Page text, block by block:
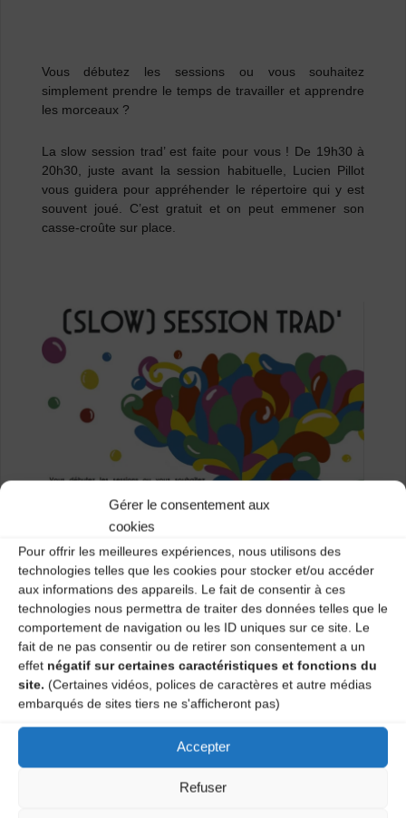
Gérer le consentement aux
cookies
Pour offrir les meilleures expériences, nous utilisons des
technologies telles que les cookies pour stocker et/ou accéder
aux informations des appareils. Le fait de consentir à ces
technologies nous permettra de traiter des données telles que le
comportement de navigation ou les ID uniques sur ce site. Le
fait de ne pas consentir ou de retirer son consentement a un
effet négatif sur certaines caractéristiques et fonctions du
site. (Certaines vidéos, polices de caractères et autre médias
embarqués de sites tiers ne s'afficheront pas)
Accepter
Refuser
Vous débutez les sessions ou vous souhaitez
simplement prendre le temps de travailler et apprendre
les morceaux ?
La slow session trad’ est faite pour vous ! De 19h30 à
20h30,
juste avant la session habituelle, Lucien Pillot
vous guidera pour appréhender le répertoire qui y est
souvent joué. C’est gratuit et on peut emmener son
casse-croûte sur place.